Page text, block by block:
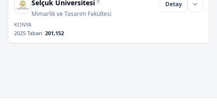
Selçuk Üniversitesi
Mimarlık ve Tasarım Fakültesi
Detay
KONYA
2025 Taban: 201,152